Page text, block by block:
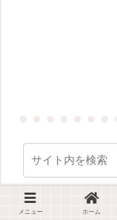
メニュー ホーム